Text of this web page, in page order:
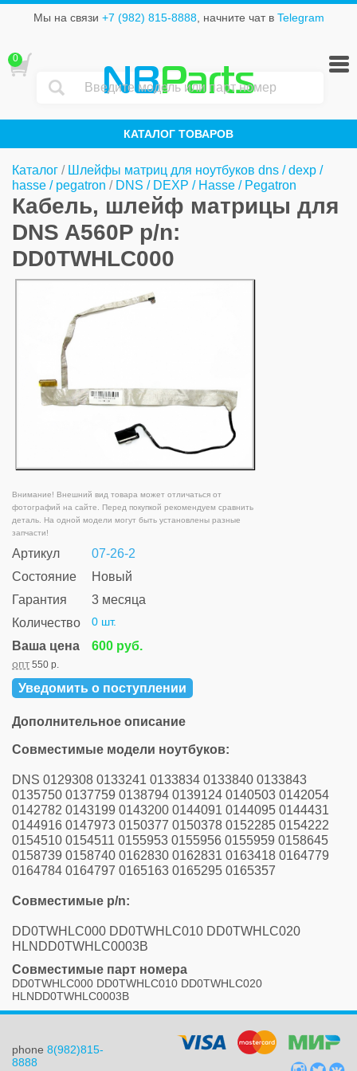
Мы на связи +7 (982) 815-8888, начните чат в Telegram
NBParts
КАТАЛОГ ТОВАРОВ
0
Каталог / Шлейфы матриц для ноутбуков dns / dexp /
hasse / pegatron / DNS / DEXP / Hasse / Pegatron
Кабель, шлейф матрицы для
DNS A560P p/n:
DD0TWHLC000
Внимание! Внешний вид товара может отличаться от
фотографий на сайте. Перед покупкой рекомендуем сравнить
деталь. На одной модели могут быть установлены разные
запчасти!
Артикул
07-26-2
Состояние
Новый
Гарантия
3 месяца
Количество
0 шт.
Ваша цена 600 руб.
опт 550 р.
Уведомить о поступлении
Дополнительное описание
Совместимые модели ноутбуков:
DNS 0129308 0133241 0133834 0133840 0133843
0135750 0137759 0138794 0139124 0140503 0142054
0142782 0143199 0143200 0144091 0144095 0144431
0144916 0147973 0150377 0150378 0152285 0154222
0154510 0154511 0155953 0155956 0155959 0158645
0158739 0158740 0162830 0162831 0163418 0164779
0164784 0164797 0165163 0165295 0165357
Совместимые p/n:
DD0TWHLC000 DD0TWHLC010 DD0TWHLC020
HLNDD0TWHLC0003B
Совместимые парт номера
DD0TWHLC000 DD0TWHLC010 DD0TWHLC020
HLNDD0TWHLC0003B
phone 8(982)815-
8888